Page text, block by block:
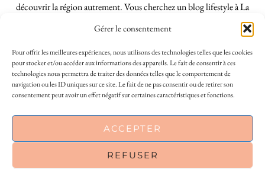
This site uses cookies to deliver its services
agree to its use of cookies. Learn more
Gérer le consentement
Pour offrir les meilleures expériences, nous utilisons des technologies telles que les cookies
pour stocker et/ou accéder aux informations des appareils. Le fait de consentir à ces
technologies nous permettra de traiter des données telles que le comportement de
navigation ou les ID uniques sur ce site. Le fait de ne pas consentir ou de retirer son
consentement peut avoir un effet négatif sur certaines caractéristiques et fonctions.
ACCEPTER
REFUSER
découvrir la région autrement. Vous cherchez un blog lifestyle à La
Rochelle, tenu par une locale ? Vous êtes au bon endroit. Que vous
soyez Rochelais·e ou de passage dans notre belle ville, j’espère que mes
articles vous aideront à profiter de La Rochelle comme un·e vrai·e
initié·e. !